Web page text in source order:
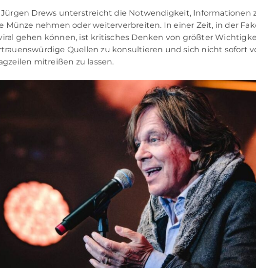
Jürgen Drews unterstreicht die Notwendigkeit, Informationen
Münze nehmen oder weiterverbreiten. In einer Zeit, in der
gehen können, ist kritisches Denken von größter
Quellen zu konsultieren und sich nicht sofort
mitreißen zu lassen.